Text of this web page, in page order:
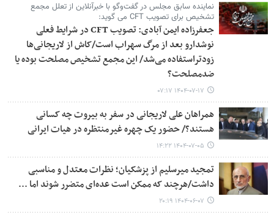
نماینده سابق مجلس در گفت‌وگو با خبرآنلاین از تعلل مجمع
تشخیص برای تصویب CFT می گوید:
جعفرزاده ایمن آبادی: تصویب CFT در شرایط فعلی
نوشدارو بعد از مرگ سهراب است/کاش از لاریجانی‌ها
زودتراستفاده می‌شد/ این مجمع تشخیص مصلحت بوده یا
ضدمصلحت؟
۱۴۰۴-۰۷-۱۷ ۰۷:۱۷
همراهان علی لاریجانی در سفر به بیروت چه کسانی
هستند؟/ حضور یک چهره غیرمنتظره در هیات ایرانی
۱۴۰۴-۰۷-۰۵ ۱۴:۲۲
تمجید میرسلیم از پزشکیان؛ نظرات معتدل و مناسبی
داشت/هرچند که ممکن است عده‌ای متضرر شوند اما ...
۱۴۰۴-۰۶-۰۷ ۲۰:۱۹